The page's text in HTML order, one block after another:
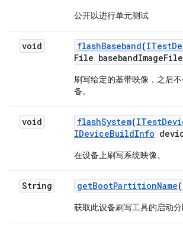
公开以进行单元测试
void flashBaseband(ITest
File basebandImage
刷写给定的基带映像，之后
备。
void flashSystem(ITest
IDeviceBuildInfo
在设备上刷写系统映像。
String getBootPartitionName
获取此设备刷写工具的启动分